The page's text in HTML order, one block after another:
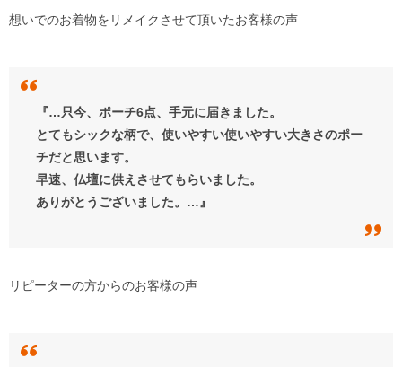
想いでのお着物をリメイクさせて頂いたお客様の声
『…只今、ポーチ6点、手元に届きました。
とてもシックな柄で、使いやすい使いやすい大きさのポー
チだと思います。
早速、仏壇に供えさせてもらいました。
ありがとうございました。…』
リピーターの方からのお客様の声